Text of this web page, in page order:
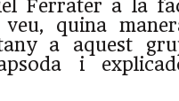
Ferrater a la
veu, quina
a aquest
i